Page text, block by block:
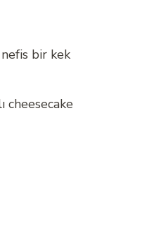
bir kek
cheesecake